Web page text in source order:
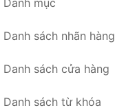
Danh mục
Danh sách nhãn hàng
Danh sách cửa hàng
Danh sách từ khóa